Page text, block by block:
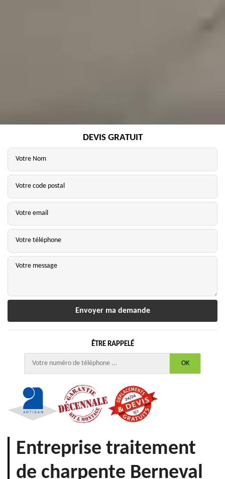
DEVIS GRATUIT
ÊTRE RAPPELÉ
Entreprise traitement
de charpente Berneval